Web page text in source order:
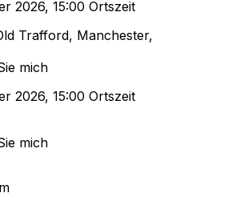
2026, 15:00 Ortszeit
Trafford, Manchester,
mich
2026, 15:00 Ortszeit
mich